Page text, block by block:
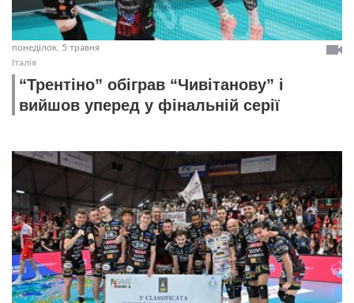
понеділок, 5 травня
Італія
“Трентіно” обіграв “Чивітанову” і
вийшов уперед у фінальній серії